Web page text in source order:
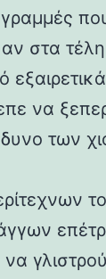
στα τέλη
να
των